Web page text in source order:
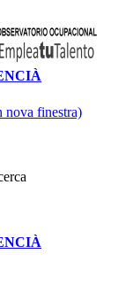
nova finestra)